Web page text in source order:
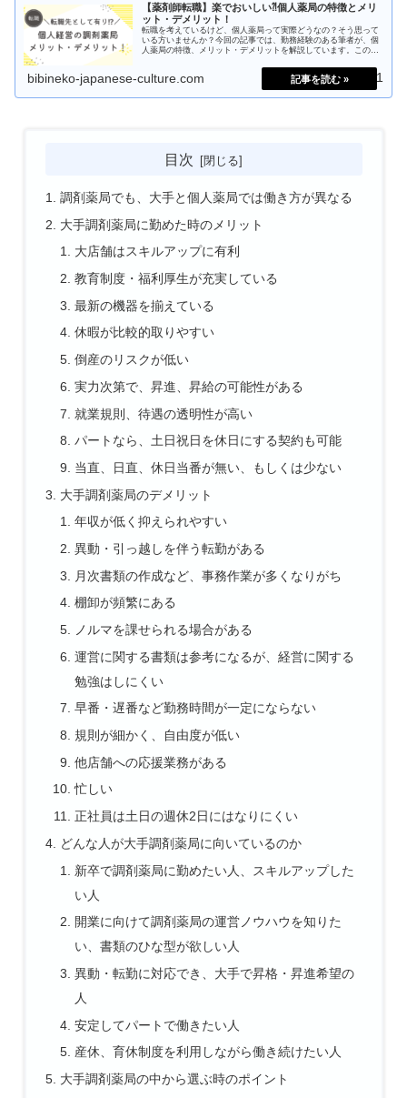
【薬剤師転職】楽でおいしい⁈個人薬局の特徴とメリ
ット・デメリット！
転職を考えているけど、個人薬局って実際どうなの？そう思って
いる方いませんか？今回の記事では、勤務経験のある筆者が、個
人薬局の特徴、メリット・デメリットを解説しています。この記
bibineko-japanese-culture.com 2025.03.21
目次
調剤薬局でも、大手と個人薬局では働き方が異なる
大手調剤薬局に勤めた時のメリット
大店舗はスキルアップに有利
教育制度・福利厚生が充実している
最新の機器を揃えている
休暇が比較的取りやすい
倒産のリスクが低い
実力次第で、昇進、昇給の可能性がある
就業規則、待遇の透明性が高い
パートなら、土日祝日を休日にする契約も可能
当直、日直、休日当番が無い、もしくは少ない
大手調剤薬局のデメリット
年収が低く抑えられやすい
異動・引っ越しを伴う転勤がある
月次書類の作成など、事務作業が多くなりがち
棚卸が頻繁にある
ノルマを課せられる場合がある
運営に関する書類は参考になるが、経営に関する
勉強はしにくい
早番・遅番など勤務時間が一定にならない
規則が細かく、自由度が低い
他店舗への応援業務がある
忙しい
正社員は土日の週休2日にはなりにくい
どんな人が大手調剤薬局に向いているのか
新卒で調剤薬局に勤めたい人、スキルアップした
い人
開業に向けて調剤薬局の運営ノウハウを知りた
い、書類のひな型が欲しい人
異動・転勤に対応でき、大手で昇格・昇進希望の
人
安定してパートで働きたい人
産休、育休制度を利用しながら働き続けたい人
大手調剤薬局の中から選ぶ時のポイント